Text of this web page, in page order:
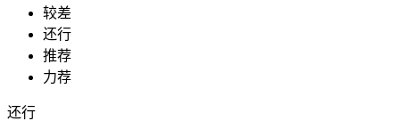
较差
还行
推荐
力荐
还行